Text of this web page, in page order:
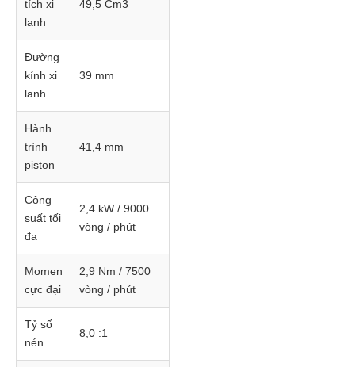
tích xi
lanh
49,5 Cm3
Đường
kính xi
lanh
39 mm
Hành
trình
piston
41,4 mm
Công
suất tối
đa
2,4 kW / 9000
vòng / phút
Momen
cực đại
2,9 Nm / 7500
vòng / phút
Tỷ số
nén
8,0 :1